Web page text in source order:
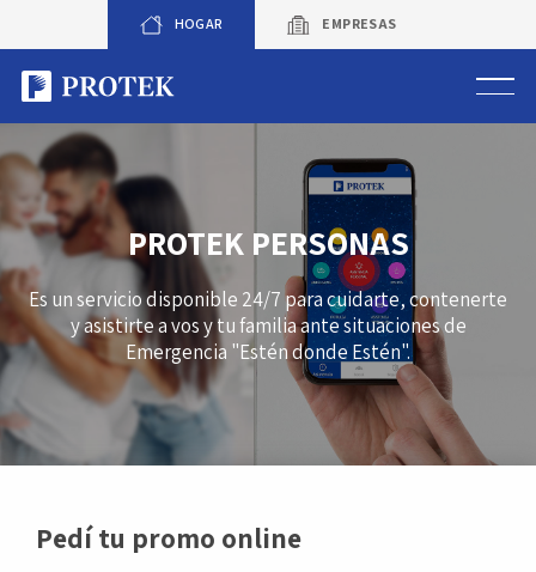
content
HOGAR EMPRESAS
Sistema de alarmas
Sistema de cámaras
Rastreo vehicular GPS
Protek Personas
Corredora de seguros
Trabaja con nosotros
PROTEK PERSONAS
Es un servicio disponible 24/7 para cuidarte, contenerte
y asistirte a vos y tu familia ante situaciones de
Emergencia "Estén donde Estén".
Pedí tu promo online